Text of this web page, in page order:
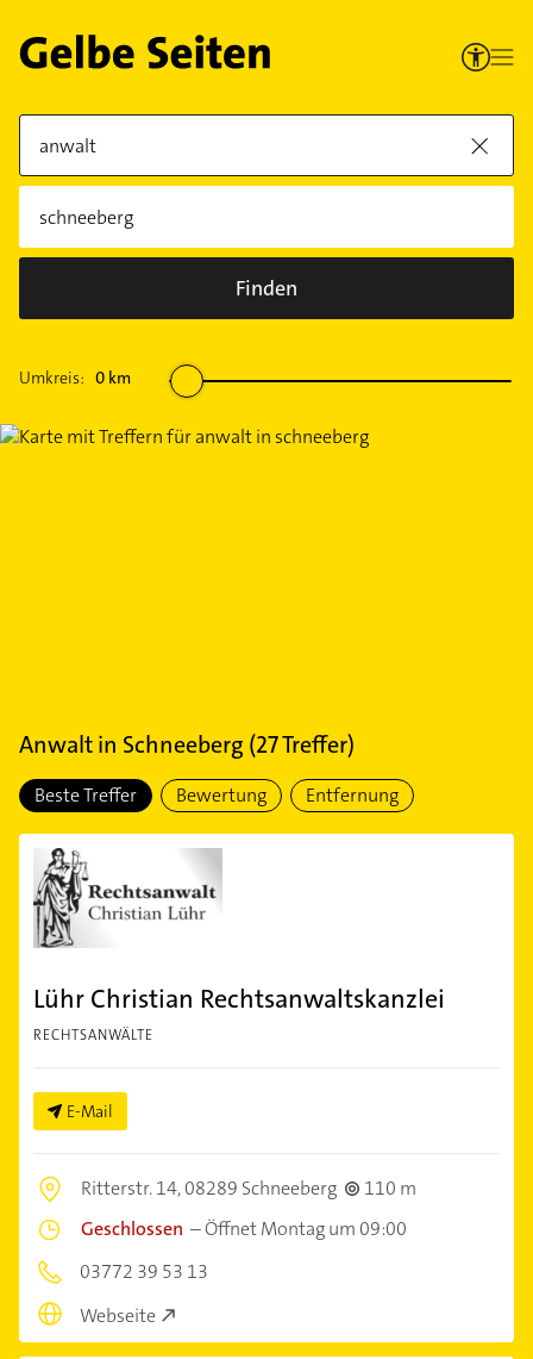
Finden
Umkreis: 0 km
Anwaltin Schneeberg (27Treffer)
Beste Treffer Bewertung Entfernung
Lühr Christian Rechtsanwaltskanzlei
RECHTSANWÄLTE
E-Mail
Ritterstr. 14,08289 Schneeberg
110 m
Geschlossen –Öffnet Montag um 09:00
03772 39 53 13
Webseite